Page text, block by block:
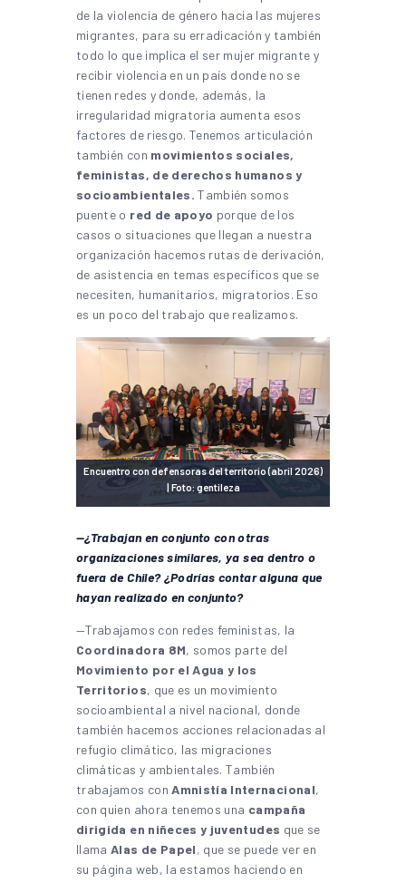
de la violencia de género hacia las mujeres
migrantes, para su erradicación y también
todo lo que implica el ser mujer migrante y
recibir violencia en un país donde no se
tienen redes y donde, además, la
irregularidad migratoria aumenta esos
factores de riesgo. Tenemos articulación
también con movimientos sociales,
feministas, de derechos humanos y
socioambientales. También somos
puente o red de apoyo porque de los
casos o situaciones que llegan a nuestra
organización hacemos rutas de derivación,
de asistencia en temas específicos que se
necesiten, humanitarios, migratorios. Eso
es un poco del trabajo que realizamos.
Encuentro con defensoras del territorio (abril 2026)
| Foto: gentileza
—¿Trabajan en conjunto con otras
organizaciones similares, ya sea dentro o
fuera de Chile? ¿Podrías contar alguna que
hayan realizado en conjunto?
—Trabajamos con redes feministas, la
Coordinadora 8M, somos parte del
Movimiento por el Agua y los
Territorios, que es un movimiento
socioambiental a nivel nacional, donde
también hacemos acciones relacionadas al
refugio climático, las migraciones
climáticas y ambientales. También
trabajamos conAmnistía Internacional,
con quien ahora tenemos una campaña
dirigida en niñeces y juventudes que se
llamaAlas de Papel, que se puede ver en
su página web, la estamos haciendo en